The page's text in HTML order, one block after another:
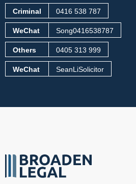
多时候反倒是我遇见瓶颈想放
弃，李律师却会用过硬的专业安
慰鼓励我。在博通所，我感受到
的是力量和激励。无论是Vivian
的加入，还是案子后期需要远在
中国的博通所张律师成为我国内
证人的见证者签名，都让我感觉
队。身处异国他乡，哪一个身陷
上折射着李律师影子）感谢你
们！也致谢张律师，致谢博通所
Criminal 0416 538 787
WeChat Song0416538787
Others 0405 313 999
WeChat SeanLiSolicitor